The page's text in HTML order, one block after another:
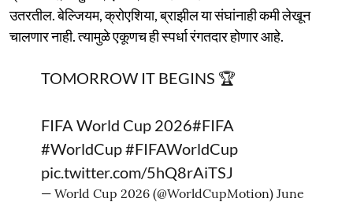
उतरतील. बेल्जियम, क्रोएशिया, ब्राझील या संघांनाही कमी लेखून
चालणार नाही. त्यामुळे एकूणच ही स्पर्धा रंगतदार होणार आहे.
TOMORROW IT BEGINS 🏆
FIFA World Cup 2026#FIFA
#WorldCup#FIFAWorldCup
pic.twitter.com/5hQ8rAiTSJ
— World Cup 2026 (@WorldCupMotion) June